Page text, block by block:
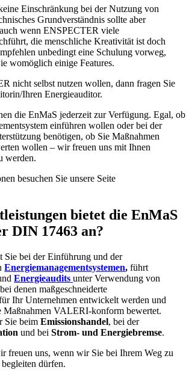
Einschränkung bei der Nutzung von
Grundverständnis sollte aber
wenn ENSPECTER viele
die menschliche Kreativität ist doch
unbedingt eine Schulung vorweg,
womöglich einige Features.
nicht selbst nutzen wollen, dann fragen Sie
Ihren Energieauditor.
die EnMaS jederzeit zur Verfügung. Egal, ob
einführen wollen oder bei der
benötigen, ob Sie Maßnahmen
wollen – wir freuen uns mit Ihnen
werden.
besuchen Sie unsere Seite
bietet die EnMaS
DIN 17463 an?
Sie bei der Einführung und der
Energiemanagementsystemen, führt
Energieaudits unter Verwendung von
denen maßgeschneiderte
Ihr Unternehmen entwickelt werden und
Maßnahmen VALERI-konform bewertet.
Sie beimEmissionshandel, bei der
und beiStrom- und Energiebremse.
freuen uns, wenn wir Sie bei Ihrem Weg zu
dürfen.